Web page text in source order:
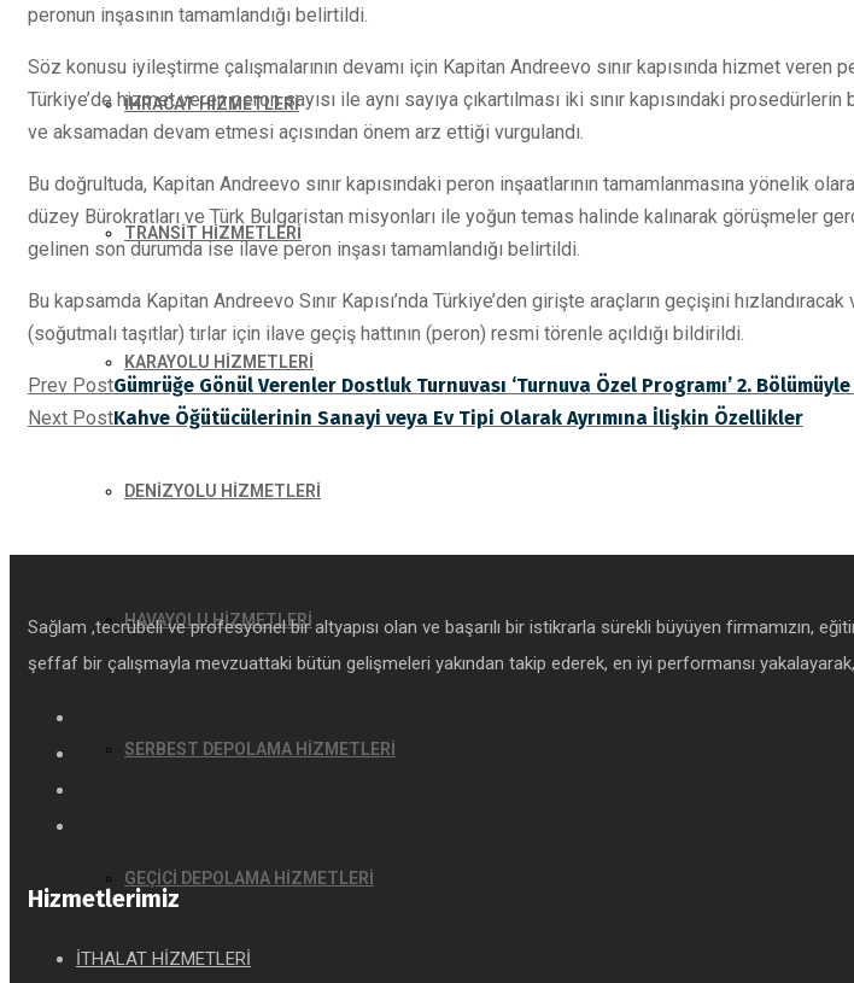
İHRACAT HİZMETLERİ
TRANSİT HİZMETLERİ
KARAYOLU HİZMETLERİ
DENİZYOLU HİZMETLERİ
HAVAYOLU HİZMETLERİ
SERBEST DEPOLAMA HİZMETLERİ
GEÇİCİ DEPOLAMA HİZMETLERİ
peronun inşasının tamamlandığı belirtildi.
Söz konusu iyileştirme çalışmalarının devamı için Kapitan Andreevo sınır kapısında hizmet veren
Türkiye’de hizmet veren peron sayısı ile aynı sayıya çıkartılması iki sınır kapısındaki
ve aksamadan devam etmesi açısından önem arz ettiği vurgulandı.
Bu doğrultuda, Kapitan Andreevo sınır kapısındaki peron inşaatlarının tamamlanmasına yönelik
düzey Bürokratları ve Türk Bulgaristan misyonları ile yoğun temas halinde kalınarak görüşmeler
gelinen son durumda ise ilave peron inşası tamamlandığı belirtildi.
Bu kapsamda Kapitan Andreevo Sınır Kapısı’nda Türkiye’den girişte araçların geçişini
(soğutmalı taşıtlar) tırlar için ilave geçiş hattının (peron) resmi törenle açıldığı bildirildi.
Prev PostGümrüğe Gönül Verenler Dostluk Turnuvası ‘Turnuva Özel Programı’ 2. Bölümüyle
Next PostKahve Öğütücülerinin Sanayi veya Ev Tipi Olarak Ayrımına İlişkin Özellikler
Sağlam ,tecrübeli ve profesyonel bir altyapısı olan ve başarılı bir istikrarla sürekli büyüyen firmamızın,
şeffaf bir çalışmayla mevzuattaki bütün gelişmeleri yakından takip ederek, en iyi performansı
Hizmetlerimiz
İTHALAT HİZMETLERİ